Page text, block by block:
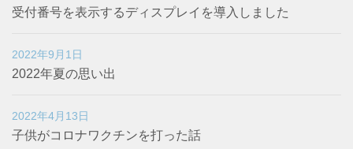
受付番号を表示するディスプレイを導入しました
2022年9月1日
2022年夏の思い出
2022年4月13日
子供がコロナワクチンを打った話